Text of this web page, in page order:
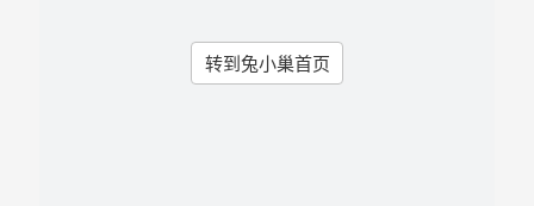
转到兔小巢首页